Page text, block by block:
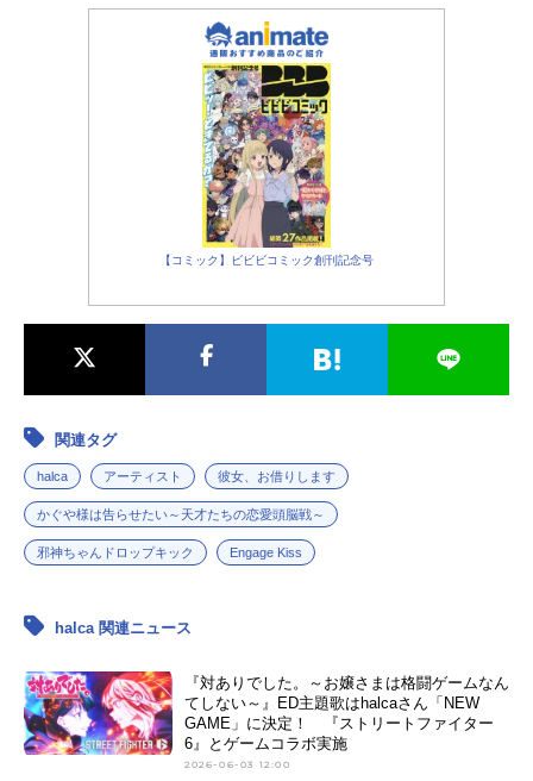
【コミック】ビビビコミック創刊記念号
関連タグ
halca アーティスト 彼女、お借りします
かぐや様は告らせたい～天才たちの恋愛頭脳戦～
邪神ちゃんドロップキック Engage Kiss
halca 関連ニュース
『対ありでした。～お嬢さまは格闘ゲームなん
てしない～』ED主題歌はhalcaさん「NEW
GAME」に決定！ 『ストリートファイター
6』とゲームコラボ実施
2026-06-03 12:00